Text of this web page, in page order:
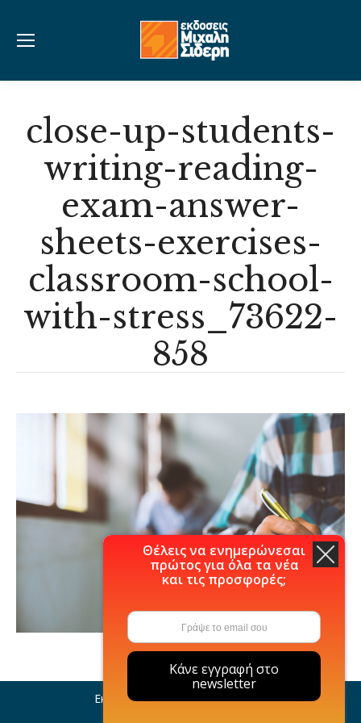
close-up-students-
writing-reading-
exam-answer-
sheets-exercises-
classroom-school-
with-stress_73622-
858
Εκδόσεις Μιχάλη Σιδέρη © 2021
Θέλεις να ενημερώνεσαι
πρώτος για όλα τα νέα
και τις προσφορές;
Κάνε εγγραφή στο
newsletter